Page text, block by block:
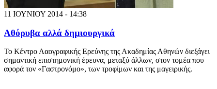
11 ΙΟΥΝΙΟΥ 2014 - 14:38
Αθόρυβα αλλά δημιουργικά
Το Κέντρο Λαογραφικής Ερεύνης της Ακαδημίας Αθηνών διεξάγει
σημαντική επιστημονική έρευνα, μεταξύ άλλων, στον τομέα που
αφορά τον «Γαστρονόμο», των τροφίμων και της μαγειρικής.